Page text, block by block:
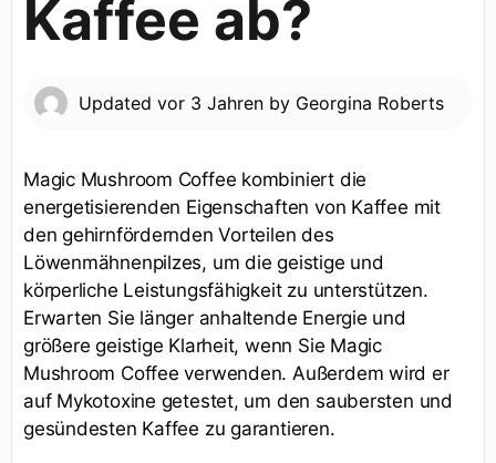
Kaffee ab?
Updated vor 3 Jahren by Georgina Roberts
Magic Mushroom Coffee kombiniert die
energetisierenden Eigenschaften von Kaffee mit
den gehirnfördernden Vorteilen des
Löwenmähnenpilzes, um die geistige und
körperliche Leistungsfähigkeit zu unterstützen.
Erwarten Sie länger anhaltende Energie und
größere geistige Klarheit, wenn Sie Magic
Mushroom Coffee verwenden. Außerdem wird er
auf Mykotoxine getestet, um den saubersten und
gesündesten Kaffee zu garantieren.